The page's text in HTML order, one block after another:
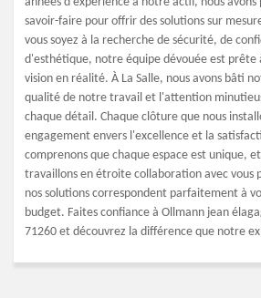
savoir-faire pour offrir des solutions sur
vous soyez à la recherche de sécurité, de
d'esthétique, notre équipe dévouée est
vision en réalité. À La Salle, nous avons bâti
qualité de notre travail et l'attention
chaque détail. Chaque clôture que nous
engagement envers l'excellence et la
comprenons que chaque espace est unique,
travaillons en étroite collaboration avec vous
nos solutions correspondent parfaitement à
budget. Faites confiance à Ollmann jean
71260 et découvrez la différence que notre